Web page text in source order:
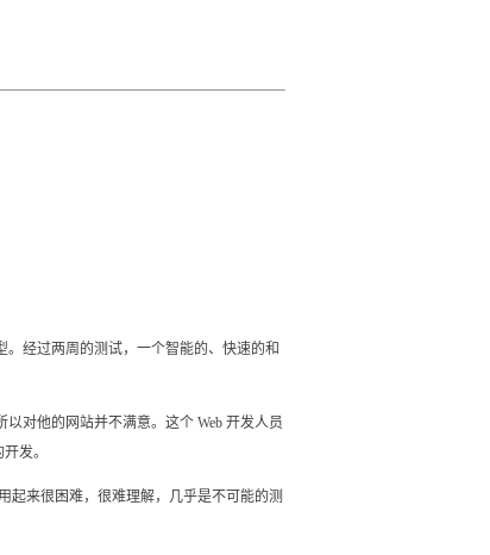
经过两周的测试，一个智能的、快速的和
对他的网站并不满意。这个 Web 开发人员
发。
起来很困难，很难理解，几乎是不可能的测